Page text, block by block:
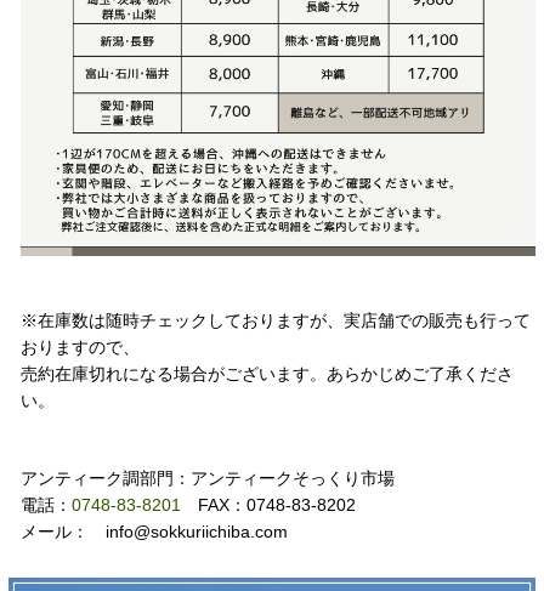
※在庫数は随時チェックしておりますが、実店舗での販売も行って
おりますので、
売約在庫切れになる場合がございます。あらかじめご了承くださ
い。
アンティーク調部門：アンティークそっくり市場
電話： 0748-83-8201 FAX：0748-83-8202
メール： info@sokkuriichiba.com